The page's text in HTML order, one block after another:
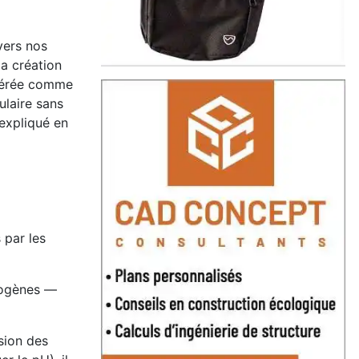
nos
création
comme
sans
en
par les
—
des